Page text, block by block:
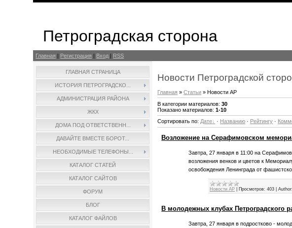
Петроградская сторона
Главная | Регистрация | Вход | RSS
ГЛАВНАЯ СТРАНИЦА
ИСТОРИЯ ПЕТРОГРАДСКО...
АДМИНИСТРАЦИЯ РАЙОНА
ЖКХ
ДОМА ПОД ОТВЕТСТВЕНН...
ДАВАЙТЕ ВМЕСТЕ БОРОТ...
НЕОБХОДИМЫЕ ТЕЛЕФОНЫ...
КАТАЛОГ СТАТЕЙ
КАТАЛОГ САЙТОВ
ФОРУМ
БЛОГ
КАТАЛОГ ФАЙЛОВ
Новости Петроградской
Главная »Статьи » Новости АР
В категории материалов:30
Показано материалов:1-10
Сортировать по: Дате · Названию · Рейтингу ·
Возложение на Серафимовском
Завтра, 27 января в 11:00 на
возложения венков и цветов к
освобождения Ленинграда от
Новости АР Просмотров: 403 |Author:
В молодежных клубах Петроградского
Завтра, 27 января в подростково -